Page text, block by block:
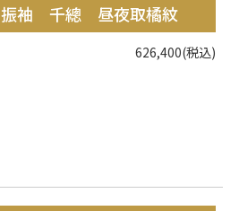
振袖 千總 昼夜取橘紋
626,400(税込)